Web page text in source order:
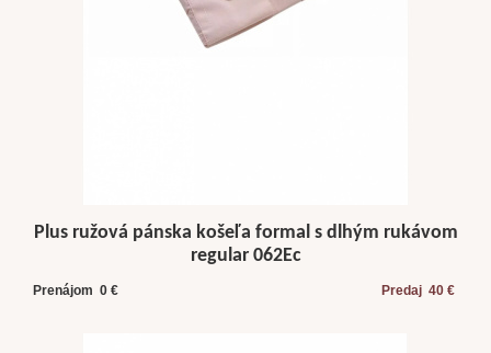
Plus ružová pánska košeľa formal s dlhým rukávom
regular 062Ec
Prenájom 0 € Predaj 40 €